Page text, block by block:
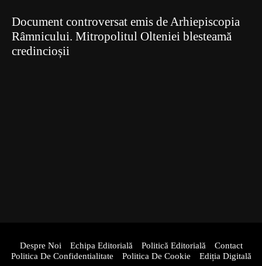
Document controversat emis de Arhiepiscopia
Râmnicului. Mitropolitul Olteniei blesteamă
credincioșii
Despre Noi Echipa Editorială Politică Editorială
Contact
Politica De Confidentialitate
Politica De Cookie Ediția Digitală